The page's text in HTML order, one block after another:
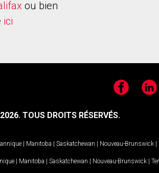
ou bien
ici
Facebook
TOUS DROITS RÉSERVÉS.
| Manitoba | Saskatchewan | Nouveau-Brunswick |
| Manitoba | Saskatchewan | Nouveau-Brunswick |